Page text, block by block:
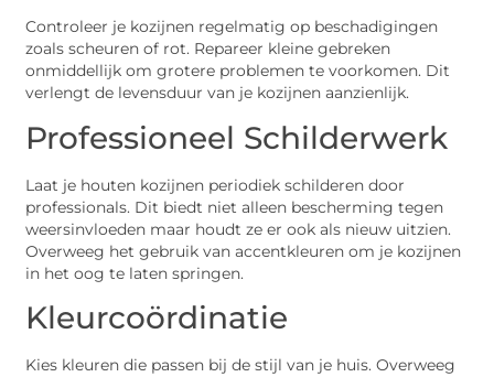
Controleer je kozijnen regelmatig op beschadigingen
zoals scheuren of rot. Repareer kleine gebreken
onmiddellijk om grotere problemen te voorkomen. Dit
verlengt de levensduur van je kozijnen aanzienlijk.
Professioneel Schilderwerk
Laat je houten kozijnen periodiek schilderen door
professionals. Dit biedt niet alleen bescherming tegen
weersinvloeden maar houdt ze er ook als nieuw uitzien.
Overweeg het gebruik van accentkleuren om je kozijnen
in het oog te laten springen.
Kleurcoördinatie
Kies kleuren die passen bij de stijl van je huis. Overweeg